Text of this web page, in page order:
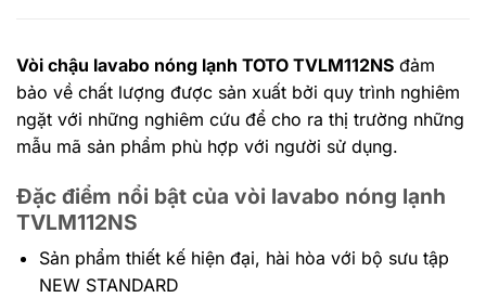
Vòi chậu lavabo nóng lạnh TOTO TVLM112NS đảm
bảo về chất lượng được sản xuất bởi quy trình nghiêm
ngặt với những nghiêm cứu để cho ra thị trường những
mẫu mã sản phẩm phù hợp với người sử dụng.
Đặc điểm nổi bật của vòi lavabo nóng lạnh
TVLM112NS
Sản phẩm thiết kế hiện đại, hài hòa với bộ sưu tập
NEW STANDARD